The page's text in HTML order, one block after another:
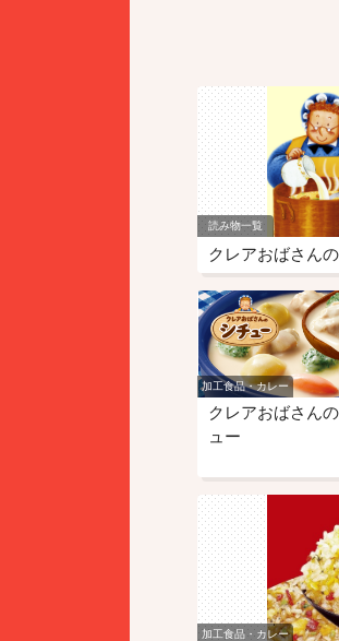
読み物一覧
クレアおばさん
加工食品・カレー
クレアおばさん
ュー
加工食品・カレー